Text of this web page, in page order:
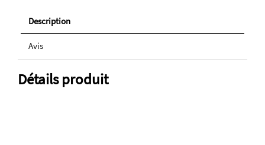
Description
Avis
Détails produit